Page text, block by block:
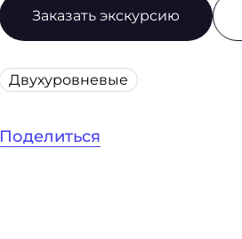
Заказать экскурсию
Двухуровневые
Поделиться